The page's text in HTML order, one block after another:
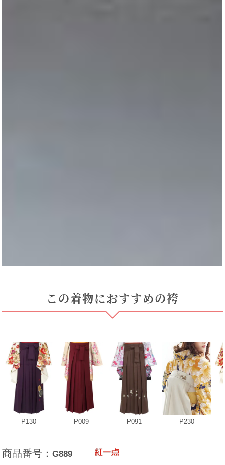
この着物におすすめの袴
P130 P009 P091 P230
商品番号：G889